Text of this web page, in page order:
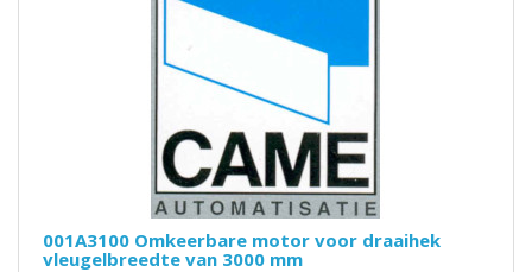
001A3100 Omkeerbare motor voor draaihek
vleugelbreedte van 3000 mm